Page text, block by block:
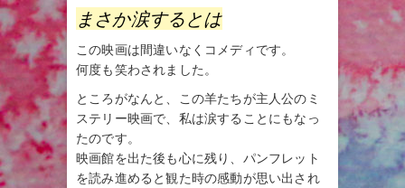
まさか涙するとは
この映画は間違いなくコメディです。
何度も笑わされました。
ところがなんと、この羊たちが主人公のミ
ステリー映画で、私は涙することにもなっ
たのです。
映画館を出た後も心に残り、パンフレット
を読み進めると観た時の感動が思い出され